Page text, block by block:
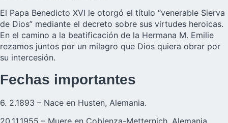
El Papa Benedicto XVI le otorgó el título “venerable Sierva
de Dios” mediante el decreto sobre sus virtudes heroicas.
En el camino a la beatificación de la Hermana M. Emilie
rezamos juntos por un milagro que Dios quiera obrar por
su intercesión.
Fechas importantes
6. 2.1893 – Nace en Husten, Alemania.
20.11.1955 – Muere en Coblenza-Metternich, Alemania.